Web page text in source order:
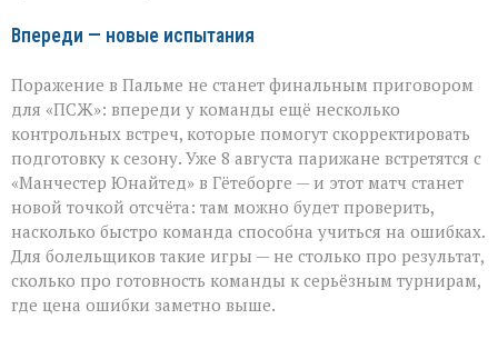
Впереди — новые испытания
Поражение в Пальме не станет финальным приговором
для «ПСЖ»: впереди у команды ещё несколько
контрольных встреч, которые помогут скорректировать
подготовку к сезону. Уже 8 августа парижане встретятся с
«Манчестер Юнайтед» в Гётеборге — и этот матч станет
новой точкой отсчёта: там можно будет проверить,
насколько быстро команда способна учиться на ошибках.
Для болельщиков такие игры — не столько про результат,
сколько про готовность команды к серьёзным турнирам,
где цена ошибки заметно выше.